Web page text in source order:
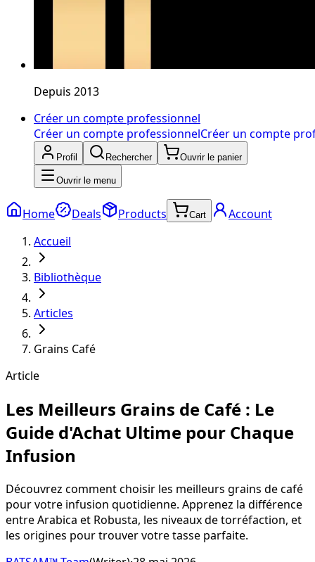
Depuis 2013
Créer un compte professionnel
Créer un compte professionnelCréer un compte
Profil Rechercher Ouvrir le panier
Ouvrir le menu
Home Deals Products Cart
Account
Accueil
Bibliothèque
Articles
Grains Café
Article
Les Meilleurs Grains de Café : Le
Guide d'Achat Ultime pour Chaque
Infusion
Découvrez comment choisir les meilleurs grains de café
pour votre infusion quotidienne. Apprenez la différence
entre Arabica et Robusta, les niveaux de torréfaction, et
les origines pour trouver votre tasse parfaite.